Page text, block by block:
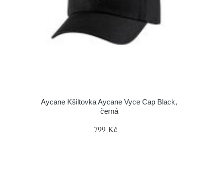
Aycane Kšiltovka Aycane Vyce Cap Black,
černá
799 Kč